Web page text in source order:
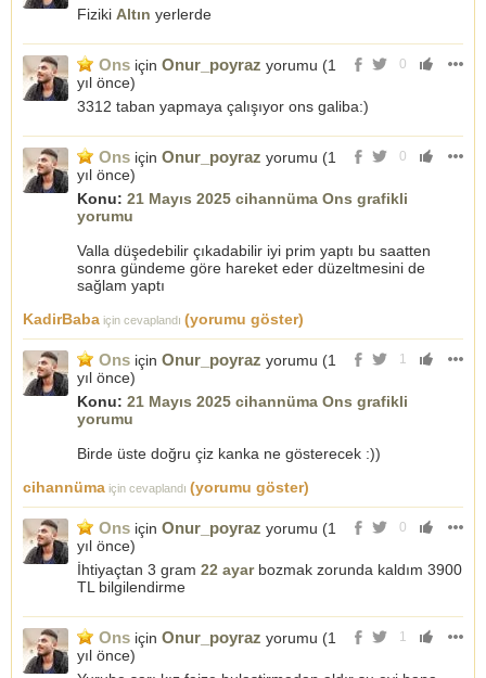
Fiziki Altın yerlerde
0
Ons için Onur_poyraz yorumu (1
yıl önce)
3312 taban yapmaya çalışıyor ons galiba:)
0
Ons için Onur_poyraz yorumu (1
yıl önce)
Konu: 21 Mayıs 2025 cihannüma Ons grafikli
yorumu
Valla düşedebilir çıkadabilir iyi prim yaptı bu saatten
sonra gündeme göre hareket eder düzeltmesini de
sağlam yaptı
KadirBaba için cevaplandı (yorumu göster)
1
Ons için Onur_poyraz yorumu (1
yıl önce)
Konu: 21 Mayıs 2025 cihannüma Ons grafikli
yorumu
Birde üste doğru çiz kanka ne gösterecek :))
cihannüma için cevaplandı (yorumu göster)
0
Ons için Onur_poyraz yorumu (1
yıl önce)
İhtiyaçtan 3 gram 22 ayarbozmak zorunda kaldım 3900
TL bilgilendirme
1
Ons için Onur_poyraz yorumu (1
yıl önce)